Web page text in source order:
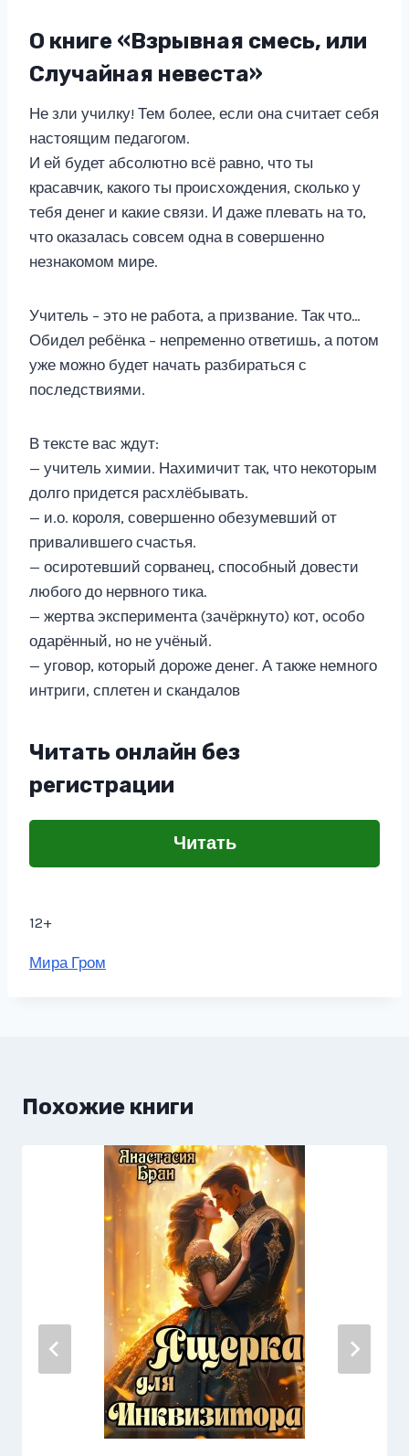
О книге «Взрывная смесь, или
Случайная невеста»
Не зли училку! Тем более, если она считает себя
настоящим педагогом.
И ей будет абсолютно всё равно, что ты
красавчик, какого ты происхождения, сколько у
тебя денег и какие связи. И даже плевать на то,
что оказалась совсем одна в совершенно
незнакомом мире.
Учитель – это не работа, а призвание. Так что…
Обидел ребёнка – непременно ответишь, а потом
уже можно будет начать разбираться с
последствиями.
В тексте вас ждут:
— учитель химии. Нахимичит так, что некоторым
долго придется расхлёбывать.
— и.о. короля, совершенно обезумевший от
привалившего счастья.
— осиротевший сорванец, способный довести
любого до нервного тика.
— жертва эксперимента (зачёркнуто) кот, особо
одарённый, но не учёный.
— уговор, который дороже денег. А также немного
интриги, сплетен и скандалов
Читать онлайн без
регистрации
Читать
12+
Метки
Мира Гром
Похожие книги